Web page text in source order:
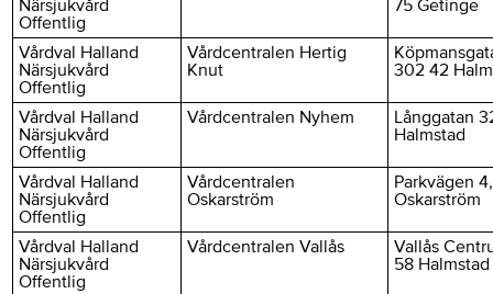
Närsjukvård
Offentlig
75 Getinge
Vårdval Halland
Närsjukvård
Offentlig
Vårdcentralen Hertig
Knut
302 42
Vårdval Halland
Närsjukvård
Offentlig
Vårdcentralen Nyhem
Långgatan
Halmstad
Vårdval Halland
Närsjukvård
Offentlig
Vårdcentralen
Oskarström
Parkvägen
Oskarström
Vårdval Halland
Närsjukvård
Offentlig
Vårdcentralen Vallås
Vallås
58 Halmstad